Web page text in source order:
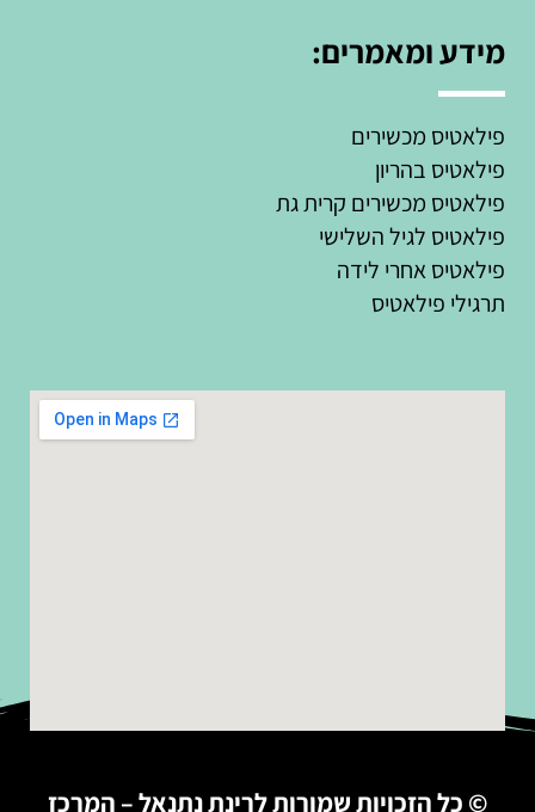
מידע ומאמרים:
פילאטיס מכשירים
פילאטיס בהריון
פילאטיס מכשירים קרית גת
פילאטיס לגיל השלישי
פילאטיס אחרי לידה
תרגילי פילאטיס
© כל הזכויות שמורות לרינת נתנאל – המרכז